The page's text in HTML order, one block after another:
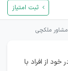
ثبت امتیاز
ملکچی
از افراد با